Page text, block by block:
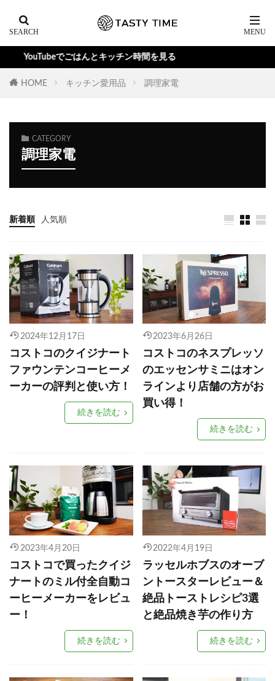
YouTubeでごはんとキッチン時間を見る
HOME キッチン愛用品 調理家電
CATEGORY
調理家電
新着順 人気順
2024年12月17日
コストコのクイジナート
ファウンテンコーヒーメ
ーカーの評判と使い方！
続きを読む
2023年6月26日
コストコのネスプレッソ
のエッセンサミニはオン
ラインより店舗の方がお
買い得！
続きを読む
2023年4月20日
コストコで買ったクイジ
ナートのミル付全自動コ
ーヒーメーカーをレビュ
ー！
続きを読む
2022年4月19日
ラッセルホブスのオーブ
ントースターレビュー＆
絶品トーストレシピ3選
と絶品焼き芋の作り方
続きを読む